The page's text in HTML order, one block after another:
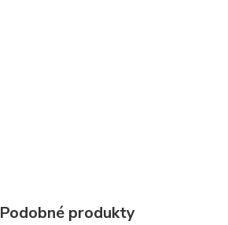
Podobné produkty